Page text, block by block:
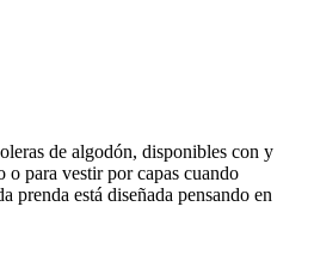
de algodón, disponibles con y
o para vestir por capas cuando
prenda está diseñada pensando en